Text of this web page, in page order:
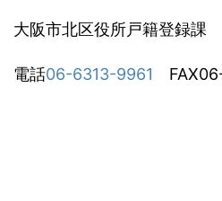
大阪市北区役所戸籍登録課
電話06-6313-9961